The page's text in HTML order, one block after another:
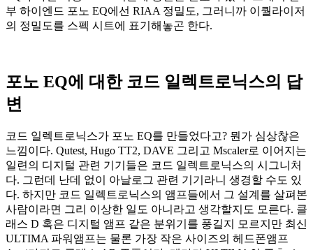
부 하이엔드 포노 EQ에선 RIAA 정밀도, 그러니까 이퀄라이저
의 정밀도를 스펙 시트에 표기해놓곤 한다.
포노 EQ에 대한 코드 일렉트로닉스의 답
변
코드 일렉트로닉스가 포노 EQ를 만들었다고? 뭔가 심상찮은
느낌이다. Qutest, Hugo TT2, DAVE 그리고 Mscaler로 이어지는
일련의 디지털 관련 기기들은 코드 일렉트로닉스의 시그니처
다. 그런데 난데 없이 아날로그 관련 기기라니 생경할 수도 있
다. 하지만 코드 일렉트로닉스의 앰프들에서 그 설계를 살펴본
사람이라면 그리 이상한 일도 아니라고 생각할지도 모른다. 클
래스 D 혹은 디지털 앰프 같은 분위기를 풍길지 모르지만 최신
ULTIMA 파워앰프는 물론 가장 작은 사이즈의 헤드폰앰프